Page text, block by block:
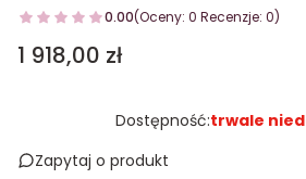
0.00(Oceny: 0 Recenzje: 0)
Cena
1 918,00 zł
Dostępność:trwale
Zapytaj o produkt